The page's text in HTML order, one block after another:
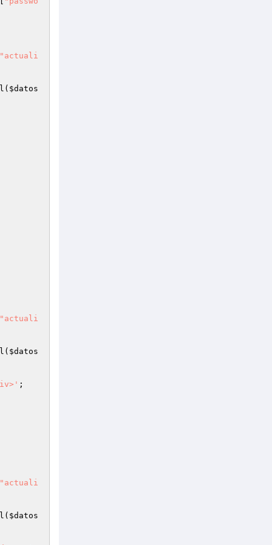
"actuali
$datos
"actuali
$datos
;
"actuali
$datos